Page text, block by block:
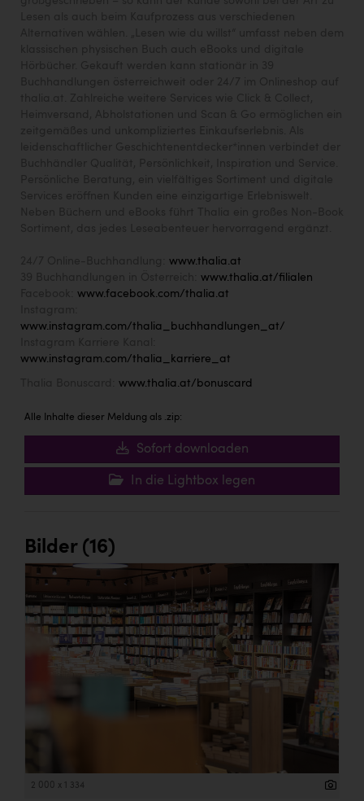
www.thalia.at
www.thalia.at/filialen
www.facebook.com/thalia.at
www.instagram.com/thalia_buchhandlungen_at/
www.instagram.com/thalia_karriere_at
www.thalia.at/bonuscard
Alle Inhalte dieser Meldung als .zip:
Sofort downloaden
In die Lightbox legen
Bilder (16)
2 000 x 1 334